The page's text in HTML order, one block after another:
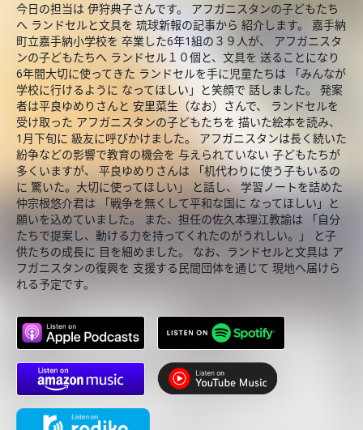
今日の担当は 伊狩典子さんです。 アフガニスタンの子どもたち
へ ランドセルと文具を 琉球新報の記事から 紹介します。 嘉手納
町立嘉手納小学校を 卒業した6年1組の３９人が、 アフガニスタ
ンの子どもたちへ ランドセル１０個と、文具を 送ることになり
6年間大切に使ってきた ランドセルを手に児童たちは 「みんなが
学校に行けるように なってほしい」と笑顔で 話しました。 発案
者は平良ゆめりさんと 安里菜生（なお）さんで、 ランドセルを
受け取った アフガニスタンの子どもたちを 描いた絵本を読み、
1月下旬に 級友に呼びかけました。 アフガニスタンは長く続いた
紛争などの影響で教育の機会を 与えられていない 子どもたちが
多くいますが、 平良ゆめりさんは 「机代わりに使う子もいるの
に 驚いた。大切に使ってほしい」 と話し、 学習ノートを詰めた
仲宗根悠介君は 「戦争を無くして平和な国に なってほしい」と
願いを込めていました。 また、担任の佐久本理江教諭は 「自分
たちで提案し、動ける力を持ってくれたのがうれしい。」 と子
供たちの成長に 目を細めました。 なお、ランドセルと文具は ア
フガニスタンの復興を 支援する民間団体を通じて 現地へ届けら
れる予定です。